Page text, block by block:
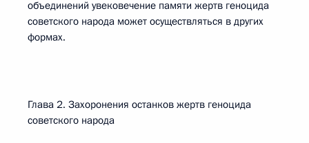
объединений увековечение памяти жертв геноцида
советского народа может осуществляться в других
формах.
Глава 2. Захоронения останков жертв геноцида
советского народа